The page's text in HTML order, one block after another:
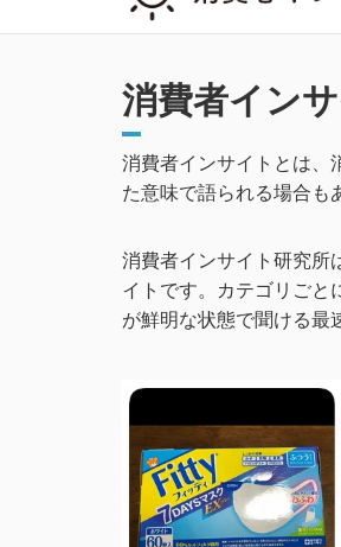
消費者イン
消費者インサイトとは、
た意味で語られる場合も
消費者インサイト研究所
イトです。 カテゴリごと
が鮮明な状態で聞ける最